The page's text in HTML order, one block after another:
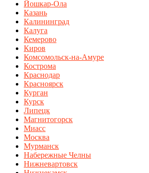
Йошкар-Ола
Казань
Калининград
Калуга
Кемерово
Киров
Комсомольск-на-Амуре
Кострома
Краснодар
Красноярск
Курган
Курск
Липецк
Магнитогорск
Миасс
Москва
Мурманск
Набережные Челны
Нижневартовск